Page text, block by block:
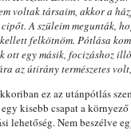
voltak társaim, akkor a
cipőt. A szüleim megunták,
felkötnöm. Pótlása
ott egy másik, focizáshoz
az útirány természetes
ez az utánpótlás
kisebb csapat a
lehetőség. Nem beszélve